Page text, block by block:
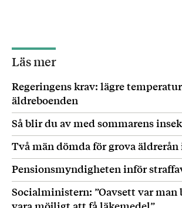
Läs mer
Regeringens krav: lägre
äldreboenden
Så blir du av med sommarens
Två män dömda för grova
Pensionsmyndigheten inför
Socialministern: ”Oavsett var man